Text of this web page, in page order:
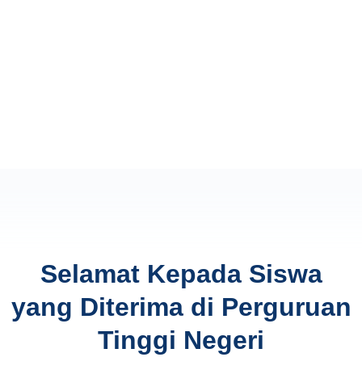
Selamat Kepada Siswa
yang Diterima di Perguruan
Tinggi Negeri